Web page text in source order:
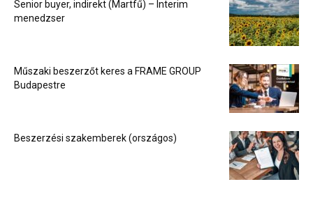
Senior buyer, indirekt (Martfű) – Interim
menedzser
Műszaki beszerzőt keres a FRAME GROUP
Budapestre
Beszerzési szakemberek (országos)